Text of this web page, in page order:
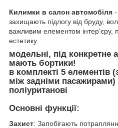
Килимки в салон автомобіля -
захищають підлогу від бруду,
важливим елементом інтер'єру,
естетику.
модельні, під конкретне
мають бортики!
в комплекті 5 елементів
між задніми пасажирами)
поліуританові
Основні функції:
Захист: Запобігають